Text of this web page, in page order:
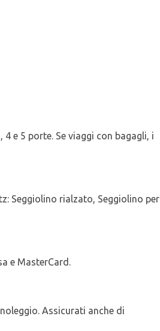
e 5 porte. Se viaggi con bagagli, i
Seggiolino rialzato, Seggiolino per
e MasterCard.
Assicurati anche di